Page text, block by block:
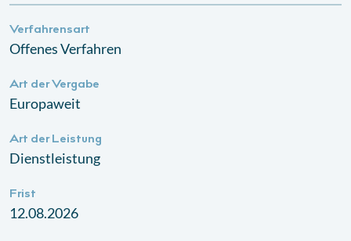
Verfahrensart
Offenes Verfahren
Art der Vergabe
Europaweit
Art der Leistung
Dienstleistung
Frist
12.08.2026